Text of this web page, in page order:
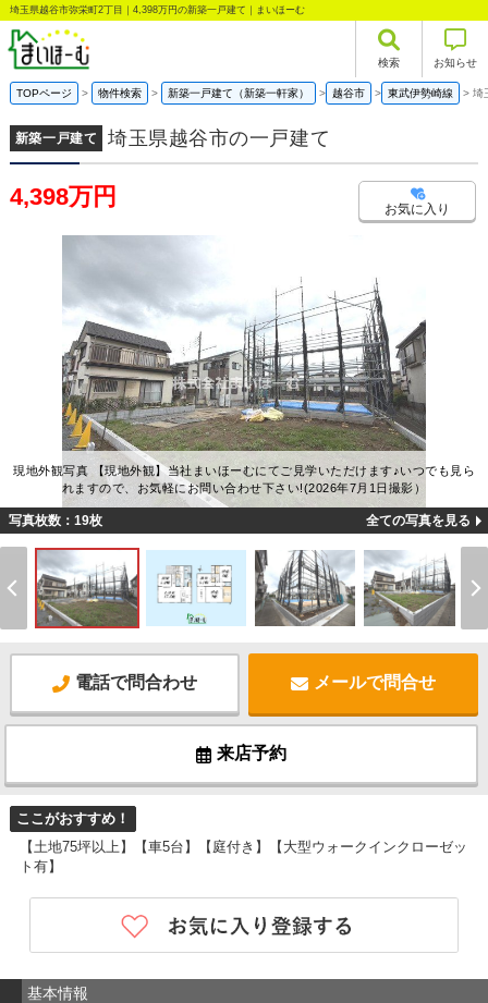
埼玉県越谷市弥栄町2丁目｜4,398万円の新築一戸建て｜まいほーむ
検索 お知らせ
TOPページ 物件検索 新築一戸建て（新築一軒家） 越谷市 東武伊勢崎線 埼
新築一戸建て 埼玉県越谷市の一戸建て
4,398万円 お気に入り
現地外観写真 【現地外観】当社まいほーむにてご見学いただけます♪いつでも見ら
れますので、お気軽にお問い合わせ下さい!(2026年7月1日撮影）
写真枚数：19枚 全ての写真を見る
電話で問合わせ メールで問合せ
来店予約
ここがおすすめ！
【土地75坪以上】【車5台】【庭付き】【大型ウォークインクローゼッ
ト有】
基本情報